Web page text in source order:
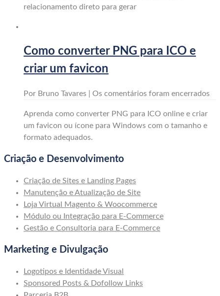
relacionamento direto para gerar
Como converter PNG para ICO e
criar um favicon
Por Bruno Tavares | Os comentários foram encerrados
Aprenda como converter PNG para ICO online e criar
um favicon ou ícone para Windows com o tamanho e
formato adequados.
Criação e Desenvolvimento
Criação de Sites e Landing Pages
Manutenção e Atualização de Site
Loja Virtual Magento & Woocommerce
Módulo ou Integração para E-Commerce
Gestão e Consultoria para E-Commerce
Marketing e Divulgação
Logotipos e Identidade Visual
Sponsored Posts & Dofollow Links